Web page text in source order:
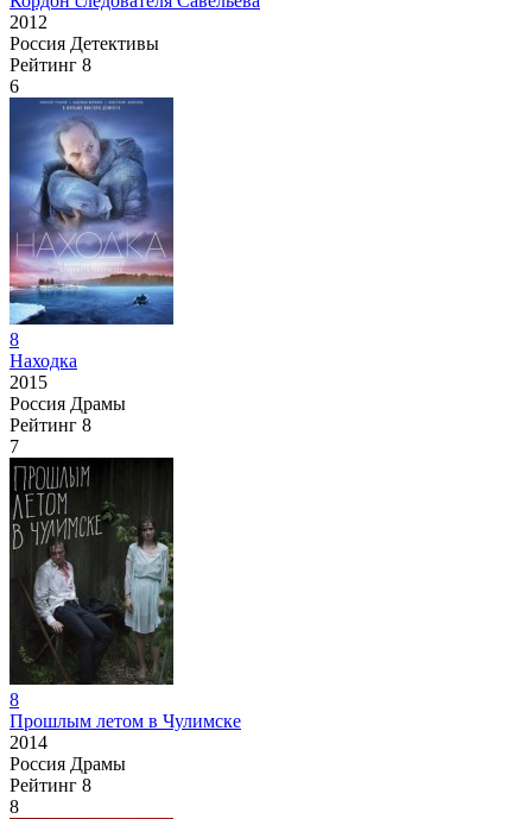
2012
Россия Детективы
Рейтинг 8
6
8
Находка
2015
Россия Драмы
Рейтинг 8
7
8
Прошлым летом в Чулимске
2014
Россия Драмы
Рейтинг 8
8